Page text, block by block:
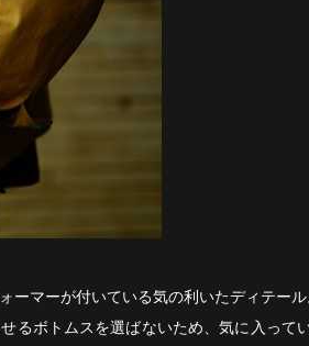
ーマーが付いている気の利いたディテール
るボトムスを選ばないため、気に入って